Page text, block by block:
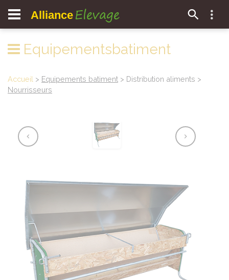
Alliance Elevage
Equipementsbatiment
Accueil > Equipements batiment > Distribution aliments >
Nourrisseurs